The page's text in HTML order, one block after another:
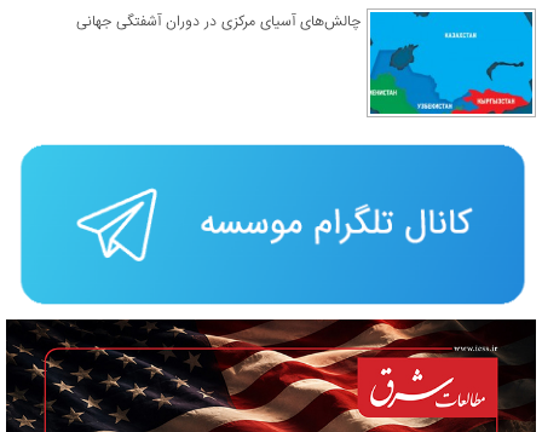
چالش‌های آسیای مرکزی در دوران آشفتگی جهانی